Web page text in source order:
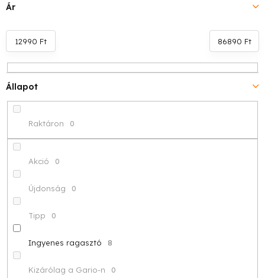
e
n
d
e
z
é
s
e
Ár
12990 Ft 86890 Ft
Állapot
Raktáron 0
Akció 0
Újdonság 0
Tipp 0
Ingyenes ragasztó 8
Kizárólag a Gario-n 0